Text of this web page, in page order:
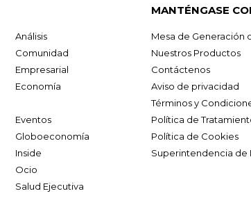
Análisis
Comunidad
Empresarial
Economía
Eventos
Globoeconomía
Inside
Ocio
Salud Ejecutiva
MANTÉNGASE
Mesa de Generación
Nuestros Productos
Contáctenos
Aviso de privacidad
Términos y
Política de
Política de Cookies
Superintendencia de